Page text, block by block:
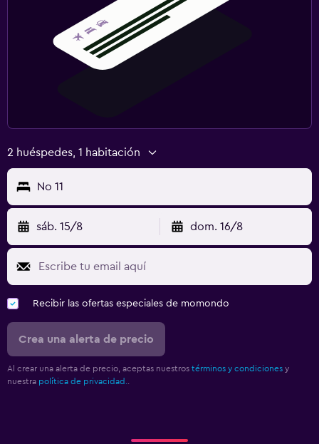
2 huéspedes, 1 habitación
No 11
sáb. 15/8 dom. 16/8
Recibir las ofertas especiales de momondo
Crea una alerta de precio
Al crear una alerta de precio, aceptas nuestros términos y condiciones y
nuestra política de privacidad.